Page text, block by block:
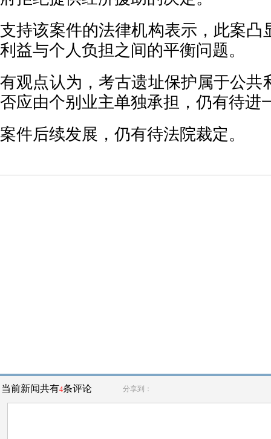
支持该案件的法律机构表示，此案凸
利益与个人负担之间的平衡问题。
有观点认为，考古遗址保护属于公共
否应由个别业主单独承担，仍有待进
案件后续发展，仍有待法院裁定。
当前新闻共有4条评论 分享到：